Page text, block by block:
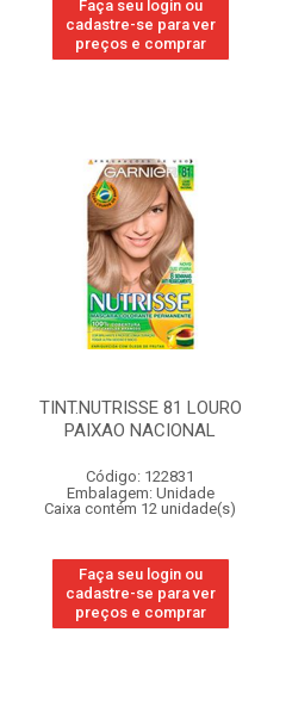
Faça seu login ou
cadastre-se para ver
preços e comprar
TINT.NUTRISSE 81 LOURO
PAIXAO NACIONAL
Código: 122831
Embalagem: Unidade
Caixa contém 12 unidade(s)
Faça seu login ou
cadastre-se para ver
preços e comprar